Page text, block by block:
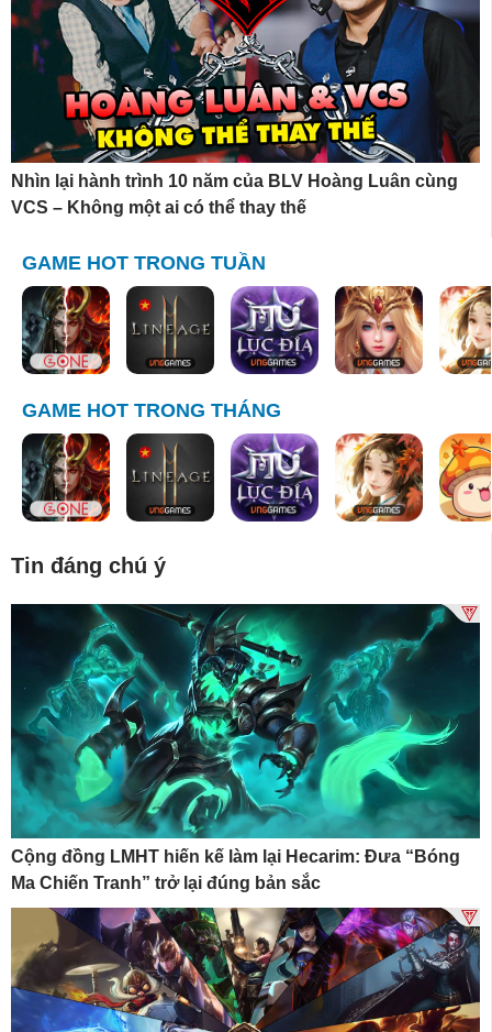
Nhìn lại hành trình 10 năm của BLV Hoàng Luân cùng
VCS – Không một ai có thể thay thế
GAME HOT TRONG TUẦN
GAME HOT TRONG THÁNG
Tin đáng chú ý
Cộng đồng LMHT hiến kế làm lại Hecarim: Đưa “Bóng
Ma Chiến Tranh” trở lại đúng bản sắc